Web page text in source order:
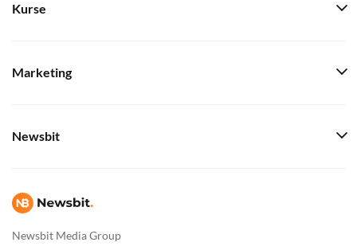
Newsbit Media Group
Kurse
Marketing
Newsbit